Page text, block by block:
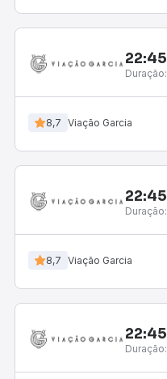
22:45
Duração:
8,7 Viação Garcia
22:45
Duração:
8,7 Viação Garcia
22:45
Duração: